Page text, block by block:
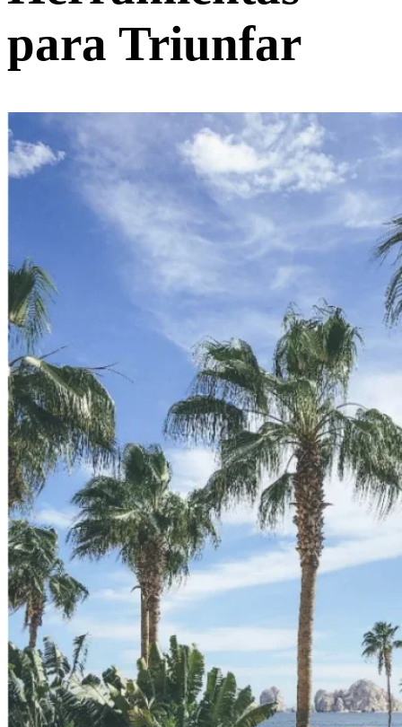
para Triunfar